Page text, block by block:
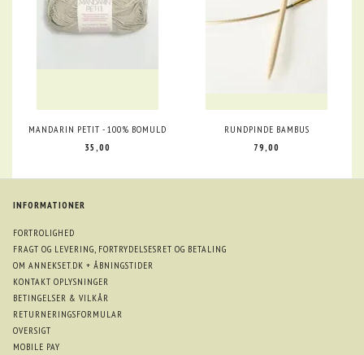
MANDARIN PETIT - 100% BOMULD
35,00
RUNDPINDE BAMBUS
79,00
INFORMATIONER
FORTROLIGHED
FRAGT OG LEVERING, FORTRYDELSESRET OG BETALING
OM ANNEKSET.DK + ÅBNINGSTIDER
KONTAKT OPLYSNINGER
BETINGELSER & VILKÅR
RETURNERINGSFORMULAR
OVERSIGT
MOBILE PAY